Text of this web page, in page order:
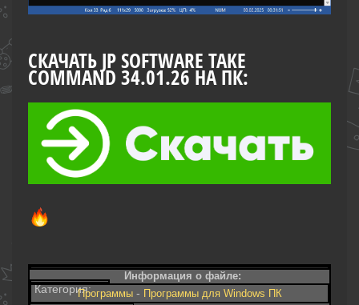
СКАЧАТЬ JP SOFTWARE TAKE
COMMAND 34.01.26 НА ПК:
Информация о файле:
Категория:Программы- Программы для Windows ПК